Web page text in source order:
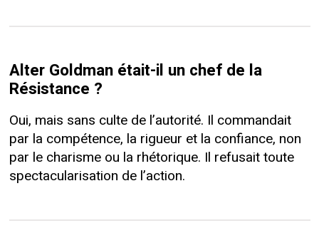
Alter Goldman était-il un chef de la
Résistance ?
Oui, mais sans culte de l’autorité. Il commandait
par la compétence, la rigueur et la confiance, non
par le charisme ou la rhétorique. Il refusait toute
spectacularisation de l’action.